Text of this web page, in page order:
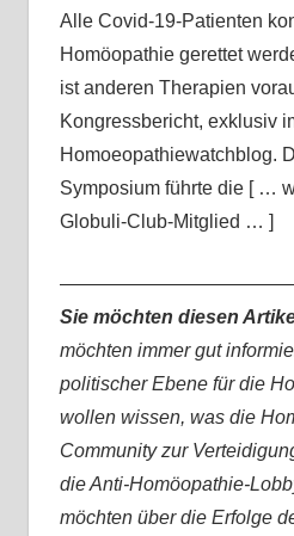
Alle Covid-19-Patienten
Homöopathie gerettet
ist anderen Therapien
Kongressbericht, exklusiv
Homoeopathiewatchblog.
Symposium führte die [ …
Globuli-Club-Mitglied … ]
Sie möchten diesen
möchten immer gut
politischer Ebene für die
wollen wissen, was die
Community zur
die Anti-Homöopathie-
möchten über die Erfolge